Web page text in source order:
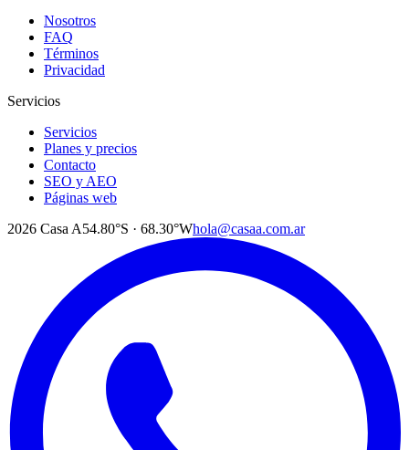
Nosotros
FAQ
Términos
Privacidad
Servicios
Servicios
Planes y precios
Contacto
SEO y AEO
Páginas web
2026 Casa A54.80°S · 68.30°Whola@casaa.com.ar